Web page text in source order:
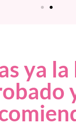
ya la